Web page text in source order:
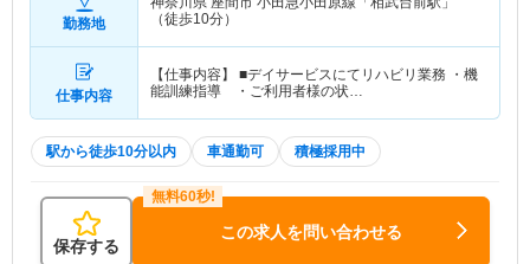
勤務地
（徒歩10分）
仕事内容
【仕事内容】 ■デイサービスにてリハビリ業務 ・機
能訓練指導 ・ご利用者様の状…
駅から徒歩10分以内 車通勤可 積極採用中
保存する
この求人を問い合わせる